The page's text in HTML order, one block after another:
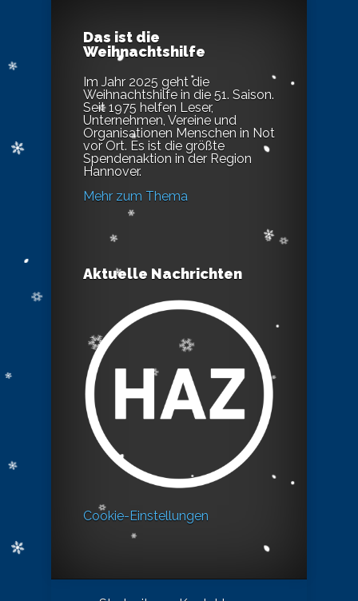
Das ist die
Weihnachtshilfe
Im Jahr 2025 geht die
Weihnachtshilfe in die 51. Saison.
Seit 1975 helfen Leser,
Unternehmen, Vereine und
Organisationen Menschen in Not
vor Ort. Es ist die größte
Spendenaktion in der Region
Hannover.
Mehr zum Thema
Aktuelle Nachrichten
Cookie-Einstellungen